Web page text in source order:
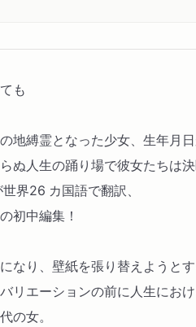
も
地縛霊となった少女、生年月
ぬ人生の踊り場で彼女たちは
界26 カ国語で翻訳、
初中編集！
なり、壁紙を張り替えようと
リエーションの前に人生にお
の女。